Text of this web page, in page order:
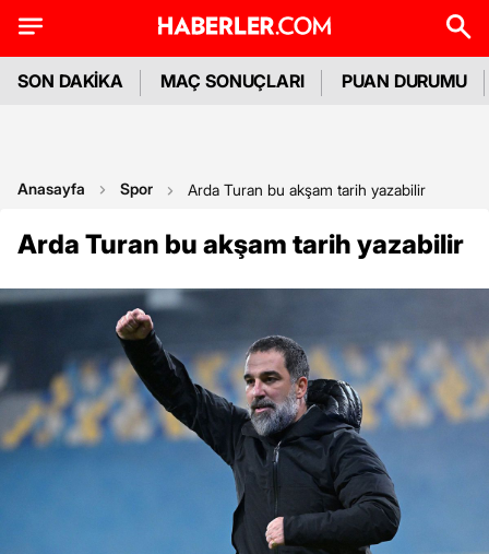
SON DAKİKA MAÇ SONUÇLARI PUAN DURUMU
Anasayfa Spor Arda Turan bu akşam tarih yazabilir
Arda Turan bu akşam tarih yazabilir